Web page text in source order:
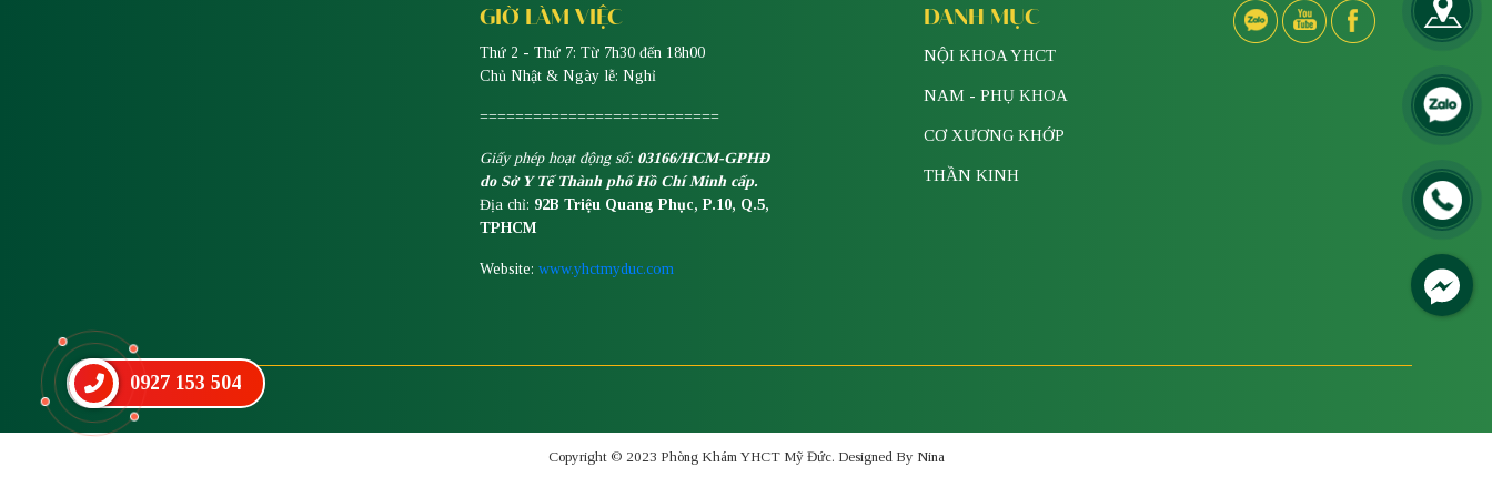
GIỜ LÀM VIỆC
Thứ 2 - Thứ 7: Từ 7h30 đến 18h00
Chủ Nhật & Ngày lễ: Nghỉ
===========================
Giấy phép hoạt động số: 03166/HCM-GPHĐ
do Sở Y Tế Thành phố Hồ Chí Minh cấp.
Địa chỉ: 92B Triệu Quang Phục, P.10, Q.5,
TPHCM
Website: www.yhctmyduc.com
DANH MỤC
NỘI KHOA YHCT
NAM - PHỤ KHOA
CƠ XƯƠNG KHỚP
THẦN KINH
Copyright © 2023 Phòng Khám YHCT Mỹ Đức. Designed By Nina
0927 153 504